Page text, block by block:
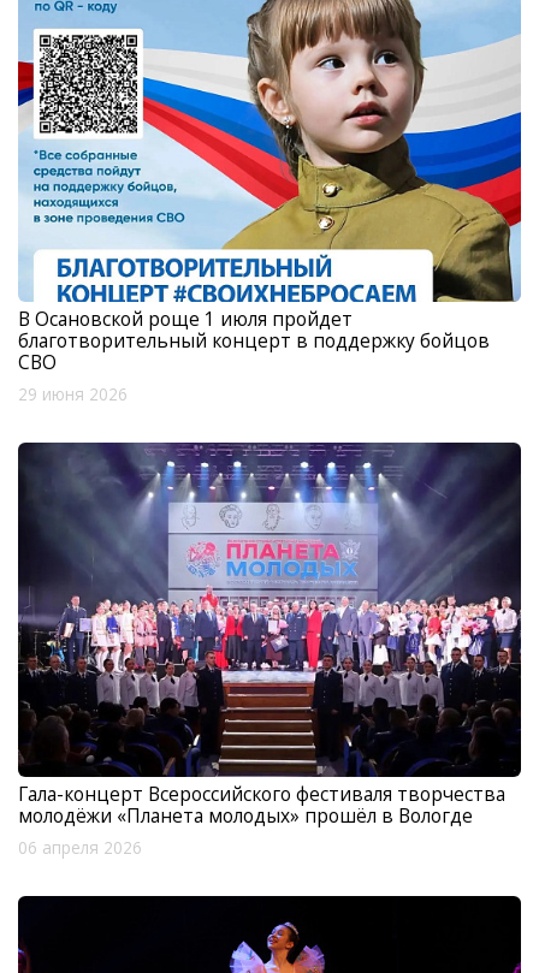
В Осановской роще 1 июля пройдет
благотворительный концерт в поддержку бойцов
СВО
29 июня 2026
Гала-концерт Всероссийского фестиваля творчества
молодёжи «Планета молодых» прошёл в Вологде
06 апреля 2026